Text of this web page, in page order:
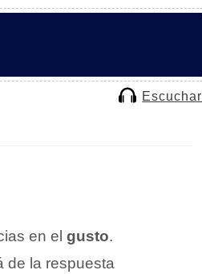
Escuchar
en el gusto.
de la respuesta